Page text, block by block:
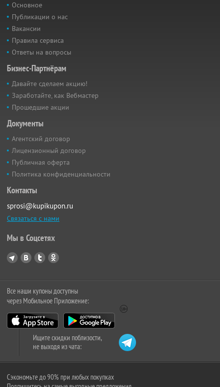
Основное
Публикации о нас
Вакансии
Правила сервиса
Ответы на вопросы
Бизнес-Партнёрам
Давайте сделаем акцию!
Заработайте, как Вебмастер
Прошедшие акции
Документы
Агентский договор
Лицензионный договор
Публичная оферта
Политика конфиденциальности
Контакты
sprosi@kupikupon.ru
Связаться с нами
Мы в Соцсетях
Все наши купоны доступны
через Мобильное Приложение:
Ищите скидки поблизости,
не выходя из чата:
Сэкономьте до 90% при любых покупках